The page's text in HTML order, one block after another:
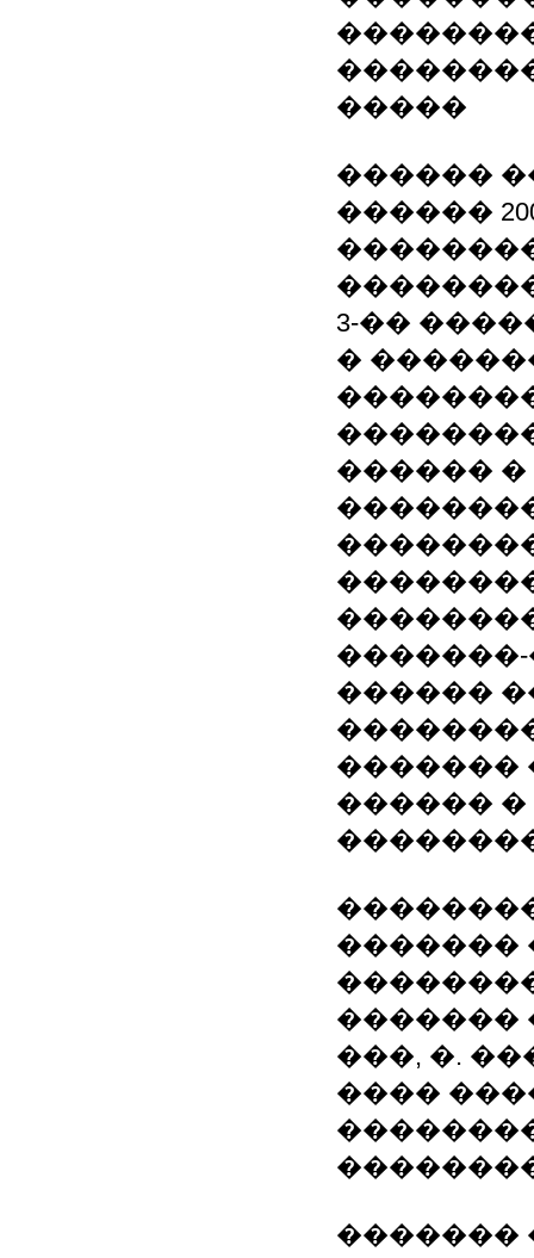
�����
������
������
3-��
�
������
������
�������
������
�������
�������
���, �.
����
�������